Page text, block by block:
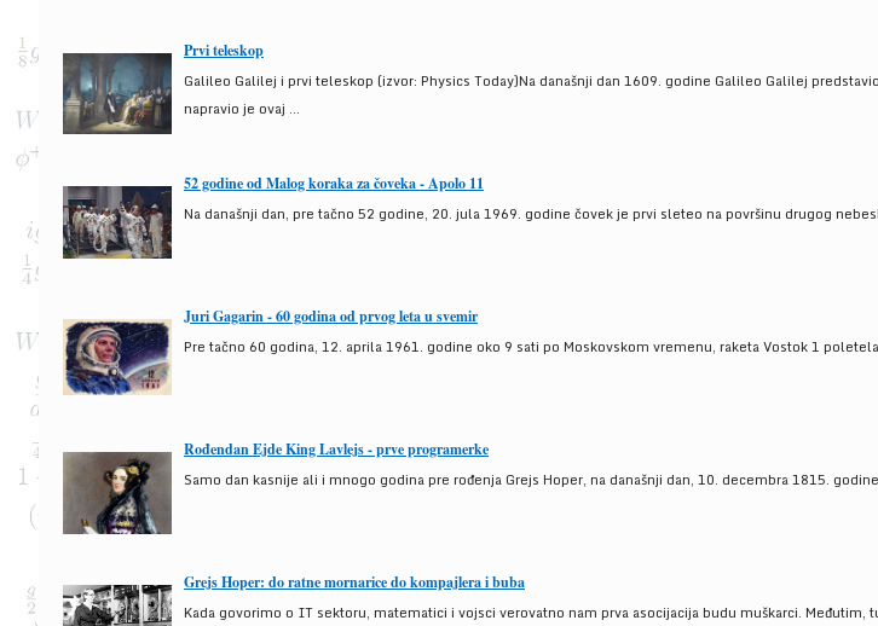
Prvi teleskop
Galileo Galilej i prvi teleskop (izvor: Physics Today)Na današnji dan 1609. godine Galileo Galilej
napravio je ovaj ...
52 godine od Malog koraka za čoveka - Apolo 11
Na današnji dan, pre tačno 52 godine, 20. jula 1969. godine čovek je prvi sleteo na površinu drugog
Juri Gagarin - 60 godina od prvog leta u svemir
Pre tačno 60 godina, 12. aprila 1961. godine oko 9 sati po Moskovskom vremenu, raketa Vostok 1
Rođendan Ejde King Lavlejs - prve programerke
Samo dan kasnije ali i mnogo godina pre rođenja Grejs Hoper, na današnji dan, 10. decembra 1815.
Grejs Hoper: do ratne mornarice do kompajlera i buba
Kada govorimo o IT sektoru, matematici i vojsci verovatno nam prva asocijacija budu muškarci.